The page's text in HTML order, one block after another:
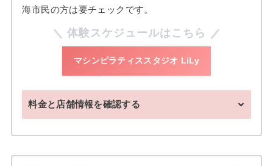
海市民の方は要チェックです。
体験スケジュールはこちら
マシンピラティススタジオ LiLy
料金と店舗情報を確認する